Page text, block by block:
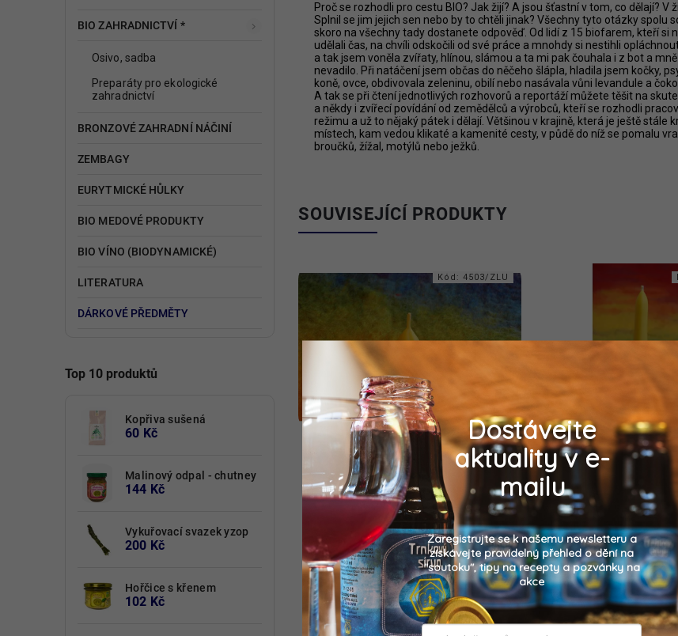
BIO ZAHRADNICTVÍ *
Osivo, sadba
Preparáty pro ekologické
zahradnictví
BRONZOVÉ ZAHRADNÍ NÁČINÍ
ZEMBAGY
EURYTMICKÉ HŮLKY
BIO MEDOVÉ PRODUKTY
BIO VÍNO (BIODYNAMICKÉ)
LITERATURA
DÁRKOVÉ PŘEDMĚTY
Top 10 produktů
Kopřiva sušená
60 Kč
Malinový odpal - chutney
144 Kč
Vykuřovací svazek yzop
200 Kč
Hořčice s křenem
102 Kč
Proč se rozhodli pro cestu BIO? Jak žijí? A jsou šťastní v tom, co dělají? V
Splnil se jim jejich sen nebo by to chtěli jinak? Všechny tyto otázky spolu
skoro na všechny tady dostanete odpověď. Od lidí z 15 biofarem, kteří si
udělali čas, na chvíli odskočili od své práce a mnohdy si nestihli
a tak jsem voněla zvířaty, hlínou, slámou a ta mi pak čouhala i z bot a
nevadilo. Při natáčení jsem občas do něčeho šlápla, hladila jsem kočky,
koně, ovce, obdivovala zeleninu, obilí nebo nasávala vůni levandule a
A tak se při čtení jednotlivých rozhovorů a reportáží můžete těšit na
a někdy i zvířecí povídání od zemědělců a výrobců, kteří se rozhodli
režimu a už to nějaký pátek i dělají. Většinou v krajině, která je ještě stále
místech, kam vedou klikaté a kamenité cesty, v půdě do níž se pomalu
broučků, žížal, motýlů nebo ježků.
SOUVISEJÍCÍ PRODUKTY
110 Kč
Detail
Odlévaná svíce ve formě koule-
Malý plamínek
35 Kč
Detail
Odlévaná svíce, malinká, tvarem
připomíná plamínek.
Kód: 4503/ZLU
Malý
90 Kč
Detail
Velmi elegantní
formy vykazují jisté
je v názvu "Krystal".
hodin.
Dostávejte
aktuality v e-
mailu
Zaregistrujte se k našemu newsletteru a
získávejte pravidelný přehled o dění na
"soutoku", tipy na recepty a pozvánky na
akce